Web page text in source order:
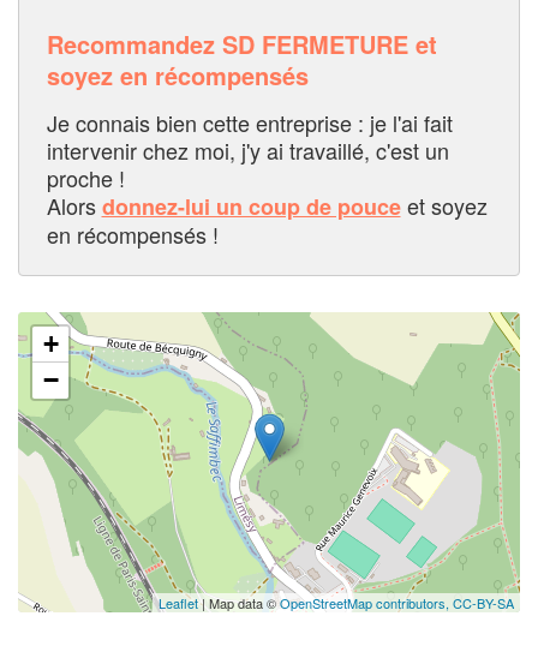
Recommandez SD FERMETURE et
soyez en récompensés
Je connais bien cette entreprise : je l'ai fait
intervenir chez moi, j'y ai travaillé, c'est un
proche !
Alorsdonnez-lui un coup de pouceet soyez
en récompensés !
+
−
Leaflet| Map data ©OpenStreetMap contributors, CC-BY-SA